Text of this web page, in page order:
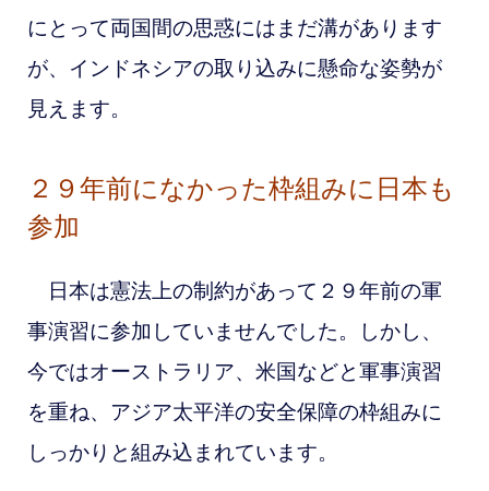
にとって両国間の思惑にはまだ溝があります
が、インドネシアの取り込みに懸命な姿勢が
見えます。
２９年前になかった枠組みに日本も
参加
日本は憲法上の制約があって２９年前の軍
事演習に参加していませんでした。しかし、
今ではオーストラリア、米国などと軍事演習
を重ね、アジア太平洋の安全保障の枠組みに
しっかりと組み込まれています。